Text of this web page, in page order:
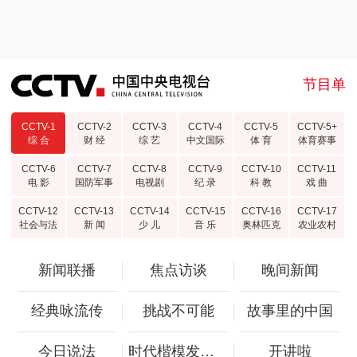
节目单
CCTV-1
综 合
CCTV-2
财 经
CCTV-3
综 艺
CCTV-4
中文国际
CCTV-5
体 育
CCTV-5+
体育赛事
CCTV-6
电 影
CCTV-7
国防军事
CCTV-8
电视剧
CCTV-9
纪 录
CCTV-10
科 教
CCTV-11
戏 曲
CCTV-12
社会与法
CCTV-13
新 闻
CCTV-14
少 儿
CCTV-15
音 乐
CCTV-16
奥林匹克
CCTV-17
农业农村
新闻联播 焦点访谈 晚间新闻
经典咏流传 挑战不可能 故事里的中国
今日说法 时代楷模发布厅 开讲啦